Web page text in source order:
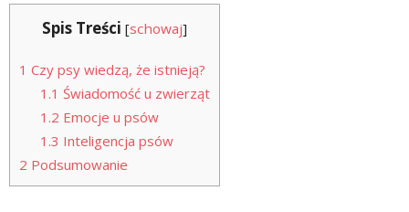
Spis Treści [schowaj]
1 Czy psy wiedzą, że istnieją?
1.1 Świadomość u zwierząt
1.2 Emocje u psów
1.3 Inteligencja psów
2 Podsumowanie